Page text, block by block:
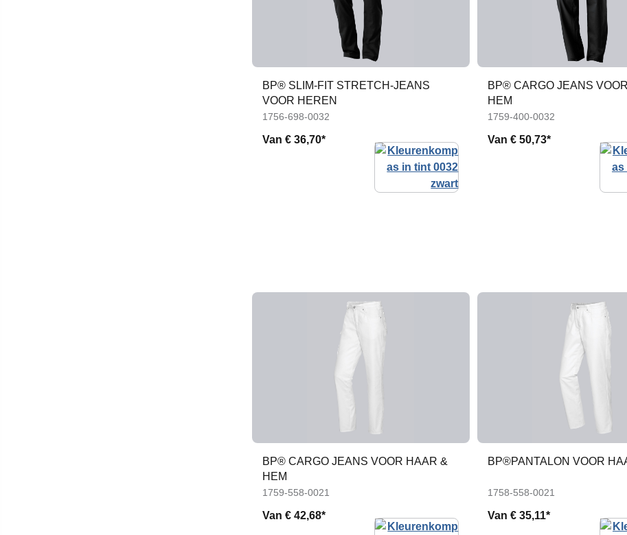
BP® SLIM-FIT STRETCH-JEANS
VOOR HEREN
1756-698-0032
Van € 36,70*
BP® CARGO JEANS
HEM
1759-400-0032
Van € 50,73*
BP® CARGO JEANS VOOR HAAR &
HEM
1759-558-0021
Van € 42,68*
BP®PANTALON VOOR
1758-558-0021
Van € 35,11*